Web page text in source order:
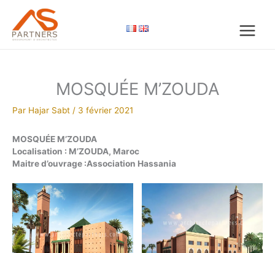
contenu
MOSQUÉE M’ZOUDA
Par Hajar Sabt / 3 février 2021
MOSQUÉE M’ZOUDA
Localisation : M’ZOUDA, Maroc
Maitre d’ouvrage :Association Hassania